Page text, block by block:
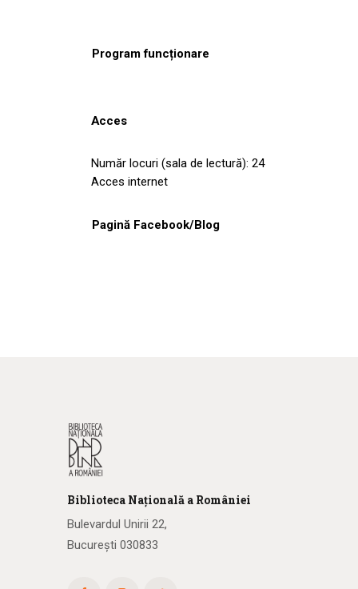
Program funcționare
Acces
Număr locuri (sala de lectură): 24
Acces internet
Pagină Facebook/Blog
Biblioteca Națională a României
Bulevardul Unirii 22,
București 030833